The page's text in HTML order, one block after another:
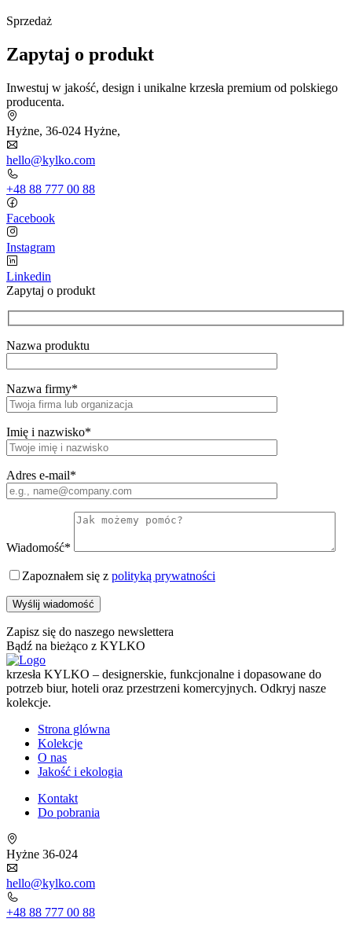
Sprzedaż
Zapytaj o produkt
Inwestuj w jakość, design i unikalne krzesła premium od polskiego
producenta.
Hyżne, 36-024 Hyżne,
hello@kylko.com
+48 88 777 00 88
Facebook
Instagram
Linkedin
Zapytaj o produkt
Nazwa produktu
Nazwa firmy*
Imię i nazwisko*
Adres e-mail*
Wiadomość*
Zapoznałem się z polityką prywatności
Zapisz się do naszego newslettera
Bądź na bieżąco z KYLKO
krzesła KYLKO – designerskie, funkcjonalne i dopasowane do
potrzeb biur, hoteli oraz przestrzeni komercyjnych. Odkryj nasze
kolekcje.
Strona glówna
Kolekcje
O nas
Jakość i ekologia
Kontakt
Do pobrania
Hyżne 36-024
hello@kylko.com
+48 88 777 00 88